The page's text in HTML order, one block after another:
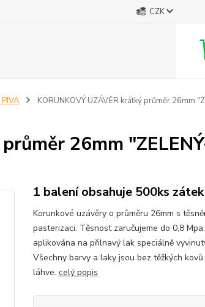
CZK
KORUNKOVÝ UZÁVĚR krátký průměr 26mm
26mm
1 balení obsahuje 500ks zátek
Korunkové uzávěry o průměru 26mm s
pasterizaci. Těsnost zaručujeme do 0,8
aplikována na přilnavý lak speciálně
Všechny barvy a laky jsou bez těžkých
láhve. celý popis